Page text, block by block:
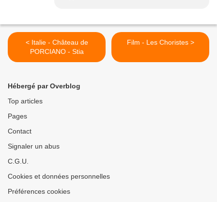
< Italie - Château de
PORCIANO - Stia
Film - Les Choristes >
Hébergé par Overblog
Top articles
Pages
Contact
Signaler un abus
C.G.U.
Cookies et données personnelles
Préférences cookies